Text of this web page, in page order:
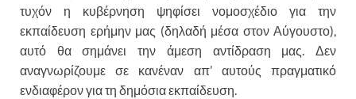
τυχόν η κυβέρνηση ψηφίσει νομοσχέδιο για την
εκπαίδευση ερήμην μας (δηλαδή μέσα στον Αύγουστο),
αυτό θα σημάνει την άμεση αντίδραση μας. Δεν
αναγνωρίζουμε σε κανέναν απ’ αυτούς πραγματικό
ενδιαφέρον για τη δημόσια εκπαίδευση.